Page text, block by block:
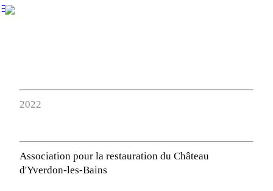
︎
2022
Association pour la restauration du Château
d'Yverdon-les-Bains